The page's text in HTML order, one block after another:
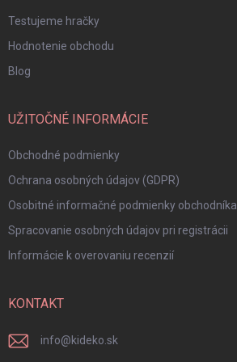
Testujeme hračky
Hodnotenie obchodu
Blog
UŽITOČNÉ INFORMÁCIE
Obchodné podmienky
Ochrana osobných údajov (GDPR)
Osobitné informačné podmienky obchodníka
Spracovanie osobných údajov pri registrácii
Informácie k overovaniu recenzií
KONTAKT
info@kideko.sk